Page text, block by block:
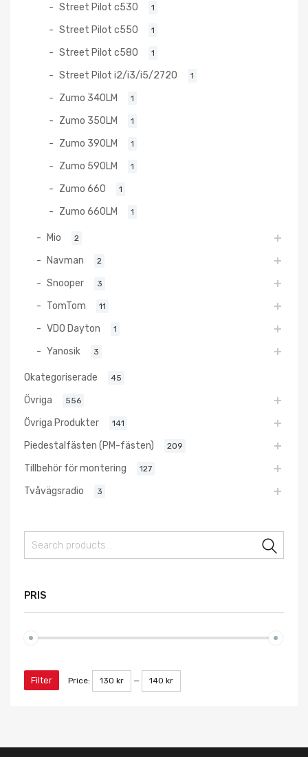
Street Pilot c530 1
Street Pilot c550 1
Street Pilot c580 1
Street Pilot i2/i3/i5/2720 1
Zumo 340LM 1
Zumo 350LM 1
Zumo 390LM 1
Zumo 590LM 1
Zumo 660 1
Zumo 660LM 1
Mio 2
Navman 2
Snooper 3
TomTom 11
VDO Dayton 1
Yanosik 3
Okategoriserade 45
Övriga 556
Övriga Produkter 141
Piedestalfästen (PM-fästen) 209
Tillbehör för montering 127
Tvåvägsradio 3
PRIS
Filter Price: 130 kr — 140 kr